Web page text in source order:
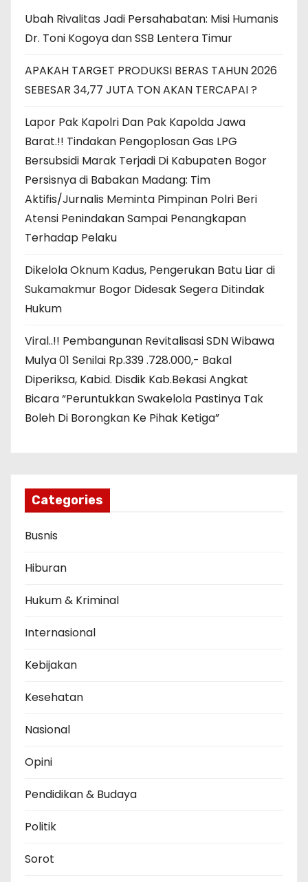
Ubah Rivalitas Jadi Persahabatan: Misi Humanis
Dr. Toni Kogoya dan SSB Lentera Timur
APAKAH TARGET PRODUKSI BERAS TAHUN 2026
SEBESAR 34,77 JUTA TON AKAN TERCAPAI ?
Lapor Pak Kapolri Dan Pak Kapolda Jawa
Barat.!! Tindakan Pengoplosan Gas LPG
Bersubsidi Marak Terjadi Di Kabupaten Bogor
Persisnya di Babakan Madang: Tim
Aktifis/Jurnalis Meminta Pimpinan Polri Beri
Atensi Penindakan Sampai Penangkapan
Terhadap Pelaku
Dikelola Oknum Kadus, Pengerukan Batu Liar di
Sukamakmur Bogor Didesak Segera Ditindak
Hukum
Viral..!! Pembangunan Revitalisasi SDN Wibawa
Mulya 01 Senilai Rp.339 .728.000,- Bakal
Diperiksa, Kabid. Disdik Kab.Bekasi Angkat
Bicara “Peruntukkan Swakelola Pastinya Tak
Boleh Di Borongkan Ke Pihak Ketiga”
Categories
Busnis
Hiburan
Hukum & Kriminal
Internasional
Kebijakan
Kesehatan
Nasional
Opini
Pendidikan & Budaya
Politik
Sorot